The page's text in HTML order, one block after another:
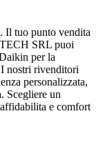
Il tuo punto vendita
SRL puoi
per la
nostri rivenditori
personalizzata,
Scegliere un
e comfort